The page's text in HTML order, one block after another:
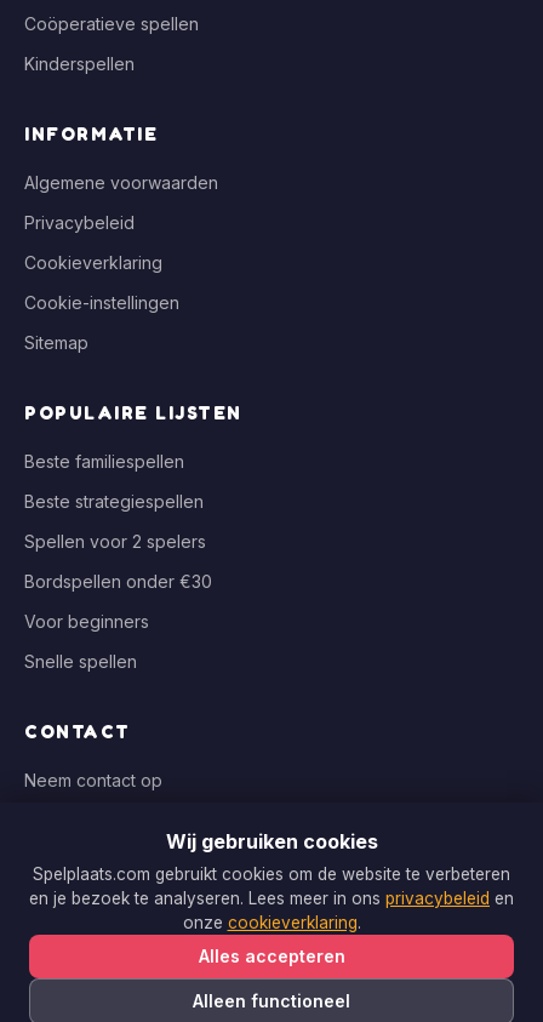
Coöperatieve spellen
Kinderspellen
INFORMATIE
Algemene voorwaarden
Privacybeleid
Cookieverklaring
Cookie-instellingen
Sitemap
POPULAIRE LIJSTEN
Beste familiespellen
Beste strategiespellen
Spellen voor 2 spelers
Bordspellen onder €30
Voor beginners
Snelle spellen
CONTACT
Neem contact op
WIJ VERGELIJKEN BIJ
Bol.com, Spellenrijk, Boardgameshop.nl
Copyright © 2026 Spelplaats.com. Alle rechten voorbehouden.
Wij gebruiken cookies
Spelplaats.com gebruikt cookies om de website te verbeteren
en je bezoek te analyseren. Lees meer in ons privacybeleid en
onze cookieverklaring.
Alles accepteren
Alleen functioneel